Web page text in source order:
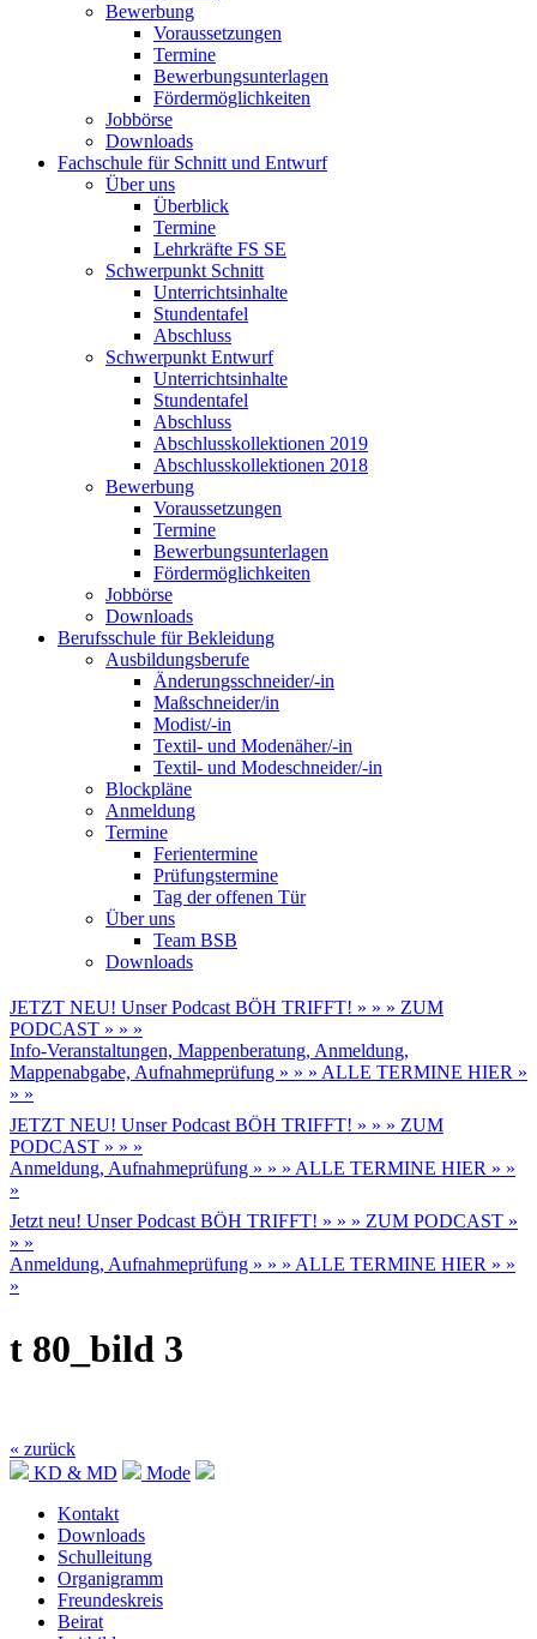
Bewerbung
Voraussetzungen
Termine
Bewerbungsunterlagen
Fördermöglichkeiten
Jobbörse
Downloads
Fachschule für Schnitt und Entwurf
Über uns
Überblick
Termine
Lehrkräfte FS SE
Schwerpunkt Schnitt
Unterrichtsinhalte
Stundentafel
Abschluss
Schwerpunkt Entwurf
Unterrichtsinhalte
Stundentafel
Abschluss
Abschlusskollektionen 2019
Abschlusskollektionen 2018
Bewerbung
Voraussetzungen
Termine
Bewerbungsunterlagen
Fördermöglichkeiten
Jobbörse
Downloads
Berufsschule für Bekleidung
Ausbildungsberufe
Änderungsschneider/-in
Maßschneider/in
Modist/-in
Textil- und Modenäher/-in
Textil- und Modeschneider/-in
Blockpläne
Anmeldung
Termine
Ferientermine
Prüfungstermine
Tag der offenen Tür
Über uns
Team BSB
Downloads
JETZT NEU! Unser Podcast BÖH TRIFFT! » » » ZUM
PODCAST » » »
Info-Veranstaltungen, Mappenberatung, Anmeldung,
Mappenabgabe, Aufnahmeprüfung » » » ALLE TERMINE HIER »
» »
JETZT NEU! Unser Podcast BÖH TRIFFT! » » » ZUM
PODCAST » » »
Anmeldung, Aufnahmeprüfung » » » ALLE TERMINE HIER » »
»
Jetzt neu! Unser Podcast BÖH TRIFFT! » » » ZUM PODCAST »
» »
Anmeldung, Aufnahmeprüfung » » » ALLE TERMINE HIER » »
»
t 80_bild 3
« zurück
KD & MD
Mode
Kontakt
Downloads
Schulleitung
Organigramm
Freundeskreis
Beirat